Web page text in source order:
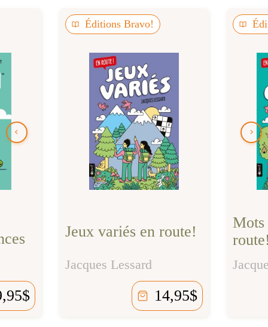
Éditions Bravo!
Jeux variés en route!
Jacques Lessard
14,95$
Mots
$